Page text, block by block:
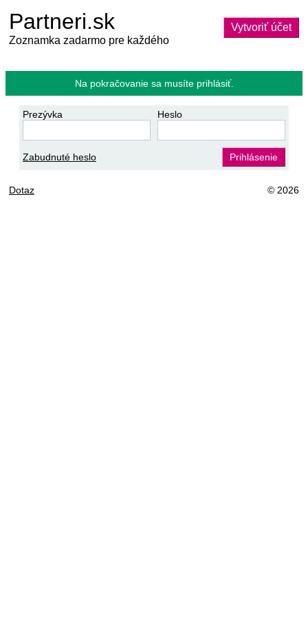
Partneri.sk
Zoznamka zadarmo pre každého
Vytvoriť účet
Na pokračovanie sa musíte prihlásiť.
Prezývka Heslo
Zabudnuté heslo Prihlásenie
Dotaz © 2026